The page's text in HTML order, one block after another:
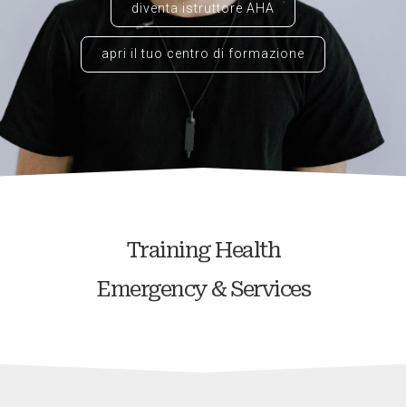
diventa istruttore AHA
apri il tuo centro di formazione
Training Health
Emergency & Services